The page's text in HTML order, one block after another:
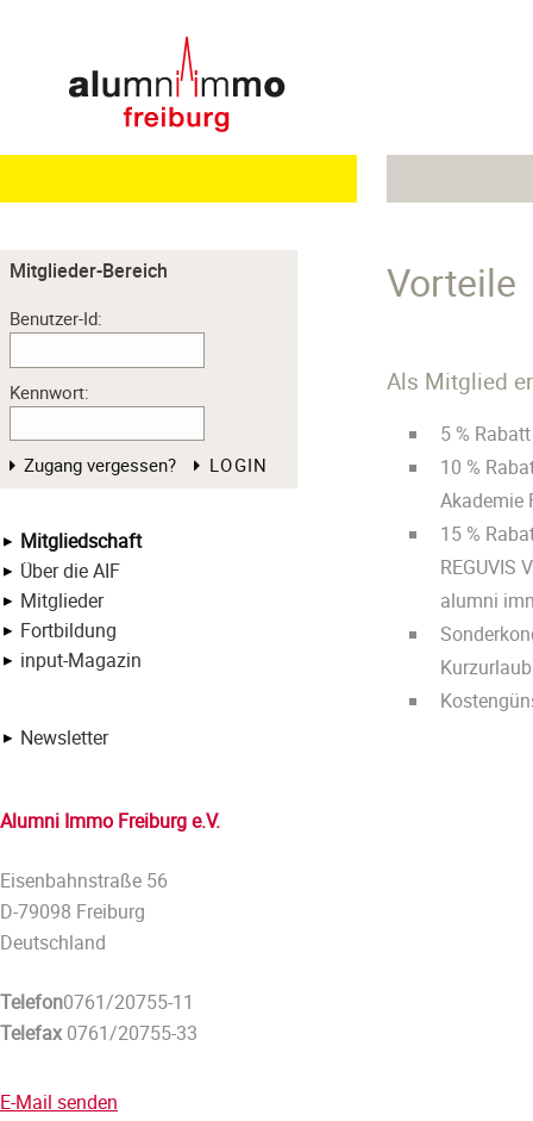
Vorteile
Als Mitglied
5 %
10 %
Akademie
15 %
REGUVIS
alumni
Mitglieder-Bereich
Benutzer-Id:
Kennwort:
Zugang vergessen? LOGIN
Mitgliedschaft
Über die AIF
Mitglieder
Fortbildung
input-Magazin
Newsletter
Alumni Immo Freiburg e.V.
Eisenbahnstraße 56
D-79098 Freiburg
Deutschland
Telefon0761/20755-11
Telefax0761/20755-33
E-Mail senden